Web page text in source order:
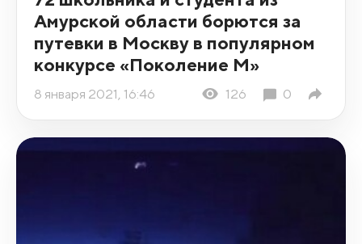
Амурской области борются за
путевки в Москву в популярном
конкурсе «Поколение М»
8 января 2021, 16:46 126 0